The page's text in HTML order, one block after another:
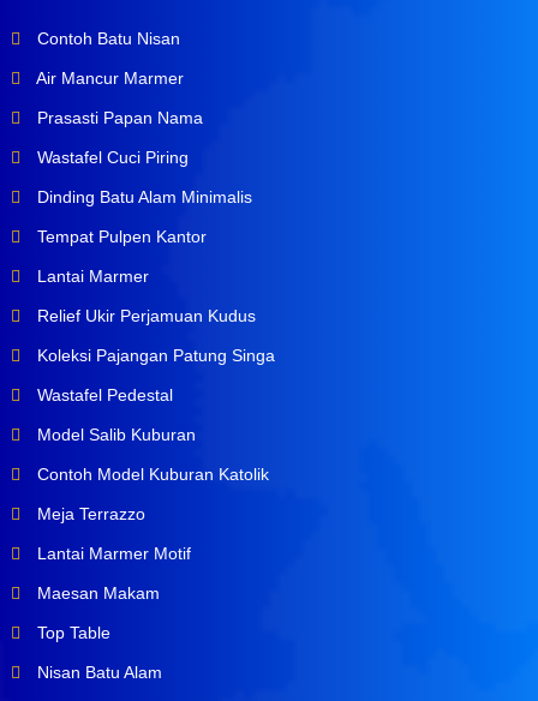
Contoh Batu Nisan
Air Mancur Marmer
Prasasti Papan Nama
Wastafel Cuci Piring
Dinding Batu Alam Minimalis
Tempat Pulpen Kantor
Lantai Marmer
Relief Ukir Perjamuan Kudus
Koleksi Pajangan Patung Singa
Wastafel Pedestal
Model Salib Kuburan
Contoh Model Kuburan Katolik
Meja Terrazzo
Lantai Marmer Motif
Maesan Makam
Top Table
Nisan Batu Alam